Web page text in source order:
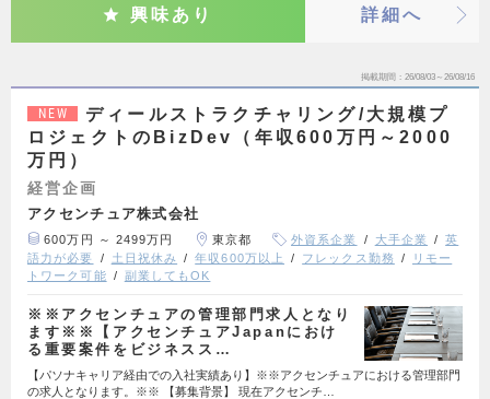
興味あり 詳細へ
掲載期間 26/08/03～26/08/16
NEW
ディールストラクチャリング/大規模プ
ロジェクトのBizDev（年収600万円～2000
万円）
経営企画
アクセンチュア株式会社
600万円 ～ 2499万円 東京都 外資系企業 大手企業
英
語力が必要
土日祝休み 年収600万以上 フレックス勤務
リモー
トワーク可能
副業してもOK
※※アクセンチュアの管理部門求人となり
ます※※【アクセンチュアJapanにおけ
る重要案件をビジネスス…
【パソナキャリア経由での入社実績あり】※※アクセンチュアにおける管理部門
の求人となります。※※ 【募集背景】 現在アクセンチ…